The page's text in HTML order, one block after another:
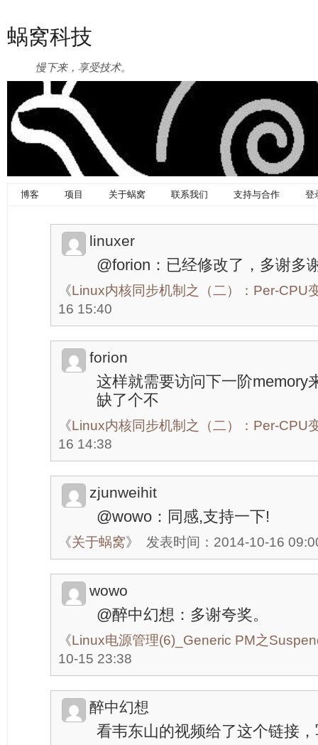
蜗窝科技
慢下来，享受技术。
博客 项目 关于蜗窝 联系我们 支持与合作 登
linuxer
@forion：已经修改了，多谢多
《Linux内核同步机制之（二）：Per-CPU
16 15:40
forion
这样就需要访问下一阶memory
缺了个不
《Linux内核同步机制之（二）：Per-CPU
16 14:38
zjunweihit
@wowo：同感,支持一下!
《关于蜗窝》 发表时间：2014-10-16
wowo
@醉中幻想：多谢夸奖。
《Linux电源管理(6)_Generic PM之
10-15 23:38
醉中幻想
看韦东山的视频给了这个链接